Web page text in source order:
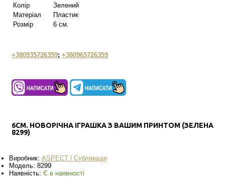
Колір
Зелений
Матеріал
Пластик
Розмір
6 см.
+380935726359; +380965726359
6СМ. НОВОРІЧНА ІГРАШКА З ВАШИМ ПРИНТОМ (ЗЕЛЕНА
8299)
Виробник: ASPECT | Сублімація
Модель: 8299
Наявність: Є в наявності